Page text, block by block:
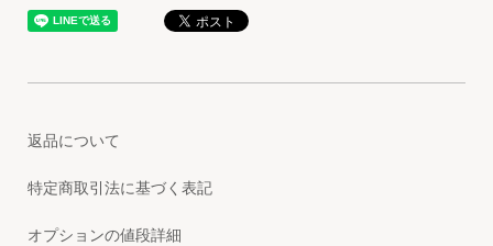
返品について
特定商取引法に基づく表記
オプションの値段詳細